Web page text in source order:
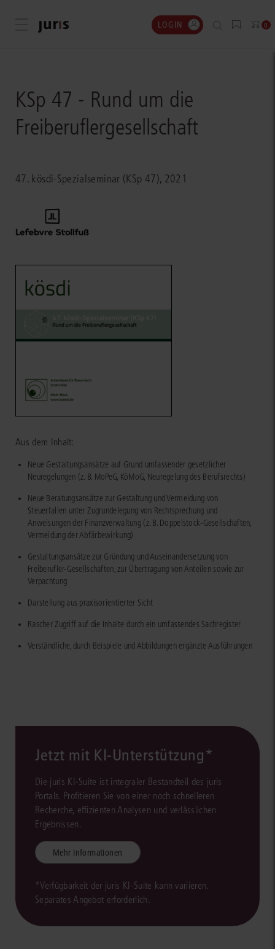
Menü öffnen LOGIN 0
KSp 47 - Rund um die
Freiberuflergesellschaft
47. kösdi-Spezialseminar (KSp 47), 2021
Aus dem Inhalt:
Neue Gestaltungsansätze auf Grund umfassender gesetzlicher
Neuregelungen (z. B. MoPeG, KöMoG, Neuregelung des Berufsrechts)
Neue Beratungsansätze zur Gestaltung und Vermeidung von
Steuerfallen unter Zugrundelegung von Rechtsprechung und
Anweisungen der Finanzverwaltung (z. B. Doppelstock-Gesellschaften,
Vermeidung der Abfärbewirkung)
Gestaltungsansätze zur Gründung und Auseinandersetzung von
Freiberufler-Gesellschaften, zur Übertragung von Anteilen sowie zur
Verpachtung
Darstellung aus praxisorientierter Sicht
Rascher Zugriff auf die Inhalte durch ein umfassendes Sachregister
Verständliche, durch Beispiele und Abbildungen ergänzte Ausführungen
Jetzt mit KI-Unterstützung*
Die juris KI-Suite ist integraler Bestandteil des juris
Portals. Profitieren Sie von einer noch schnelleren
Recherche, effizienten Analysen und verlässlichen
Ergebnissen.
Mehr Informationen
*Verfügbarkeit der juris KI-Suite kann variieren.
Separates Angebot erforderlich.